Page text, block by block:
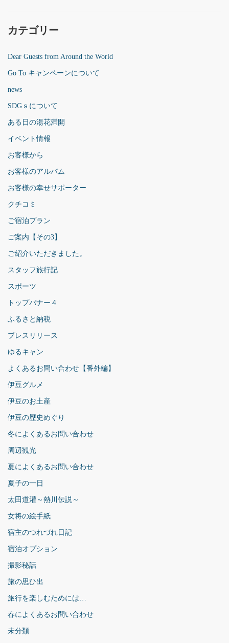
カテゴリー
Dear Guests from Around the World
Go To キャンペーンについて
news
SDGｓについて
ある日の湯花満開
イベント情報
お客様から
お客様のアルバム
お客様の幸せサポーター
クチコミ
ご宿泊プラン
ご案内【その3】
ご紹介いただきました。
スタッフ旅行記
スポーツ
トップバナー４
ふるさと納税
プレスリリース
ゆるキャン
よくあるお問い合わせ【番外編】
伊豆グルメ
伊豆のお土産
伊豆の歴史めぐり
冬によくあるお問い合わせ
周辺観光
夏によくあるお問い合わせ
夏子の一日
太田道灌～熱川伝説～
女将の絵手紙
宿主のつれづれ日記
宿泊オプション
撮影秘話
旅の思ひ出
旅行を楽しむためには…
春によくあるお問い合わせ
未分類